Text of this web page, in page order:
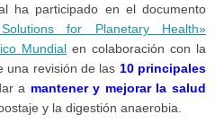
ha participado en el documento
for Planetary Health»
Mundial
en colaboración con la
una revisión de las 10 principales
a mantener y mejorar la salud
y la digestión anaerobia.